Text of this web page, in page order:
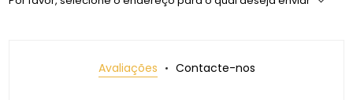
Avaliações Contacte-nos